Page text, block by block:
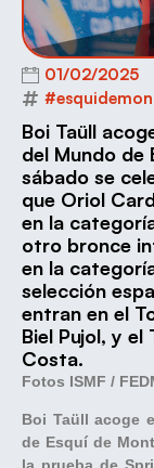
01/02/2025
Boi Taüll
del Mundo de
sábado se
que Oriol
en la
otro bronce
en la
selección
entran en el
Biel Pujol, y
Costa.
Fotos ISMF /
Boi Taüll acoge
de Esquí de